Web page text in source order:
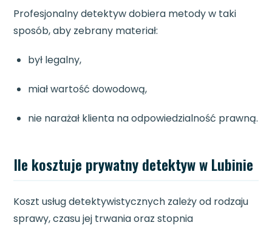
Profesjonalny detektyw dobiera metody w taki
sposób, aby zebrany materiał:
był legalny,
miał wartość dowodową,
nie narażał klienta na odpowiedzialność prawną.
Ile kosztuje prywatny detektyw w Lubinie
Koszt usług detektywistycznych zależy od rodzaju
sprawy, czasu jej trwania oraz stopnia